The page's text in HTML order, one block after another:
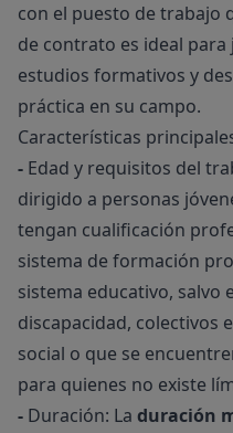
con el puesto de trabajo
de contrato es ideal
estudios formativos y
práctica en su campo.
Características
- Edad y requisitos del
dirigido a personas
tengan cualificación
sistema de formación
sistema educativo, salvo
discapacidad, colectivos
social o que se
para quienes no existe
- Duración: La duración